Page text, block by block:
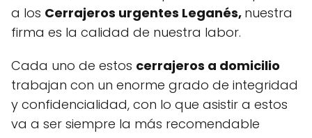
a los Cerrajeros urgentes Leganés, nuestra
firma es la calidad de nuestra labor.
Cada uno de estos cerrajeros a domicilio
trabajan con un enorme grado de integridad
y confidencialidad, con lo que asistir a estos
va a ser siempre la más recomendable